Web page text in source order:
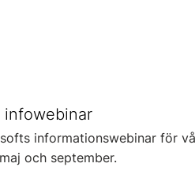
infowebinar
informationswebinar för
och september.